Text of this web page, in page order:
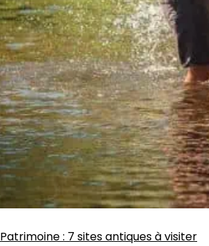
Patrimoine: 7 sites antiques à visiter